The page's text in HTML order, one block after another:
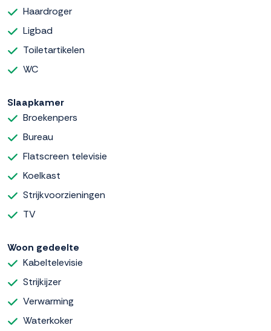
Haardroger
Ligbad
Toiletartikelen
WC
Slaapkamer
Broekenpers
Bureau
Flatscreen televisie
Koelkast
Strijkvoorzieningen
TV
Woon gedeelte
Kabeltelevisie
Strijkijzer
Verwarming
Waterkoker